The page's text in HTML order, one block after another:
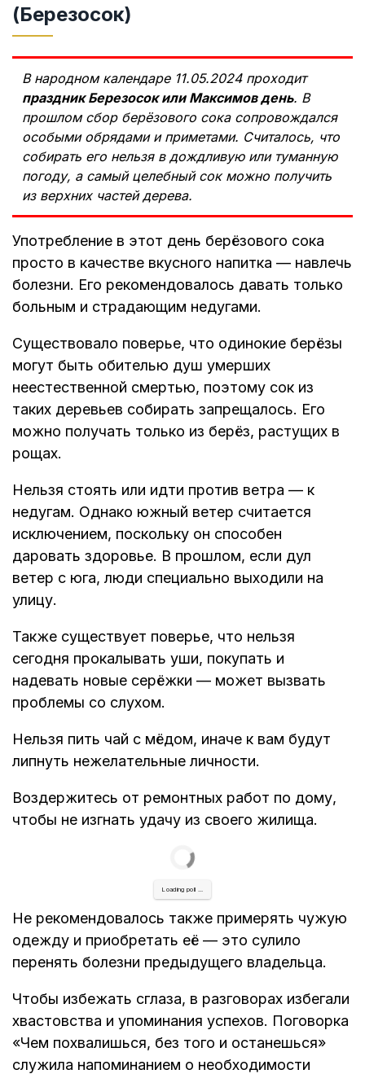
(Березосок)
В народном календаре 11.05.2024 проходит
праздник Березосок или Максимов день. В
прошлом сбор берёзового сока сопровождался
особыми обрядами и приметами. Считалось, что
собирать его нельзя в дождливую или туманную
погоду, а самый целебный сок можно получить
из верхних частей дерева.
Употребление в этот день берёзового сока
просто в качестве вкусного напитка — навлечь
болезни. Его рекомендовалось давать только
больным и страдающим недугами.
Существовало поверье, что одинокие берёзы
могут быть обителью душ умерших
неестественной смертью, поэтому сок из
таких деревьев собирать запрещалось. Его
можно получать только из берёз, растущих в
рощах.
Нельзя стоять или идти против ветра — к
недугам. Однако южный ветер считается
исключением, поскольку он способен
даровать здоровье. В прошлом, если дул
ветер с юга, люди специально выходили на
улицу.
Также существует поверье, что нельзя
сегодня прокалывать уши, покупать и
надевать новые серёжки — может вызвать
проблемы со слухом.
Нельзя пить чай с мёдом, иначе к вам будут
липнуть нежелательные личности.
Воздержитесь от ремонтных работ по дому,
чтобы не изгнать удачу из своего жилища.
Loading poll ...
Не рекомендовалось также примерять чужую
одежду и приобретать её — это сулило
перенять болезни предыдущего владельца.
Чтобы избежать сглаза, в разговорах избегали
хвастовства и упоминания успехов. Поговорка
«Чем похвалишься, без того и останешься»
служила напоминанием о необходимости